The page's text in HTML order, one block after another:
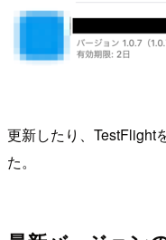
更新したり、TestFlight
た。